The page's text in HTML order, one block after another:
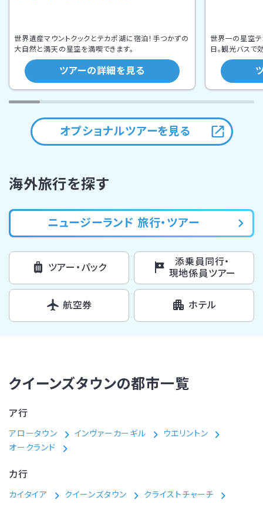
世界遺産マウントクックとテカポ湖に宿泊！手つかずの
大自然と満天の星空を満喫できます。
ツアーの詳細を見る
世界一の星空テ
日。観光バスで
オプショナルツアーを見る
海外旅行を探す
ニュージーランド 旅行・ツアー
ツアー・パック
添乗員同行・
現地係員ツアー
航空券 ホテル
クイーンズタウンの都市一覧
ア行
アロータウン インヴァーカーギル
ウエリントン
オークランド
カ行
カイタイア クイーンズタウン クライストチャーチ